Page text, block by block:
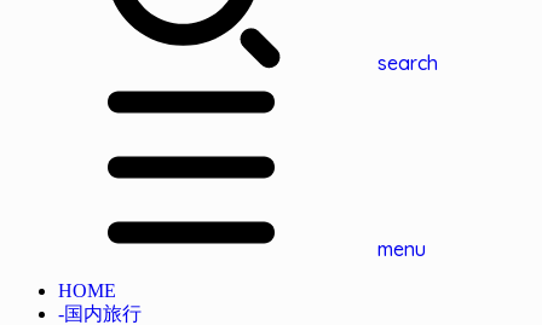
search
menu
HOME
-国内旅行